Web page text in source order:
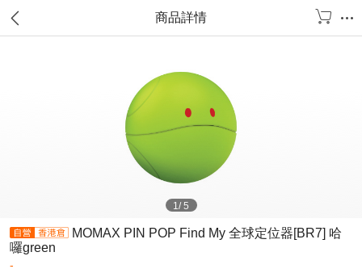
商品詳情
1/5
MOMAX PIN POP Find My 全球定位器[BR7] 哈
囉green
-